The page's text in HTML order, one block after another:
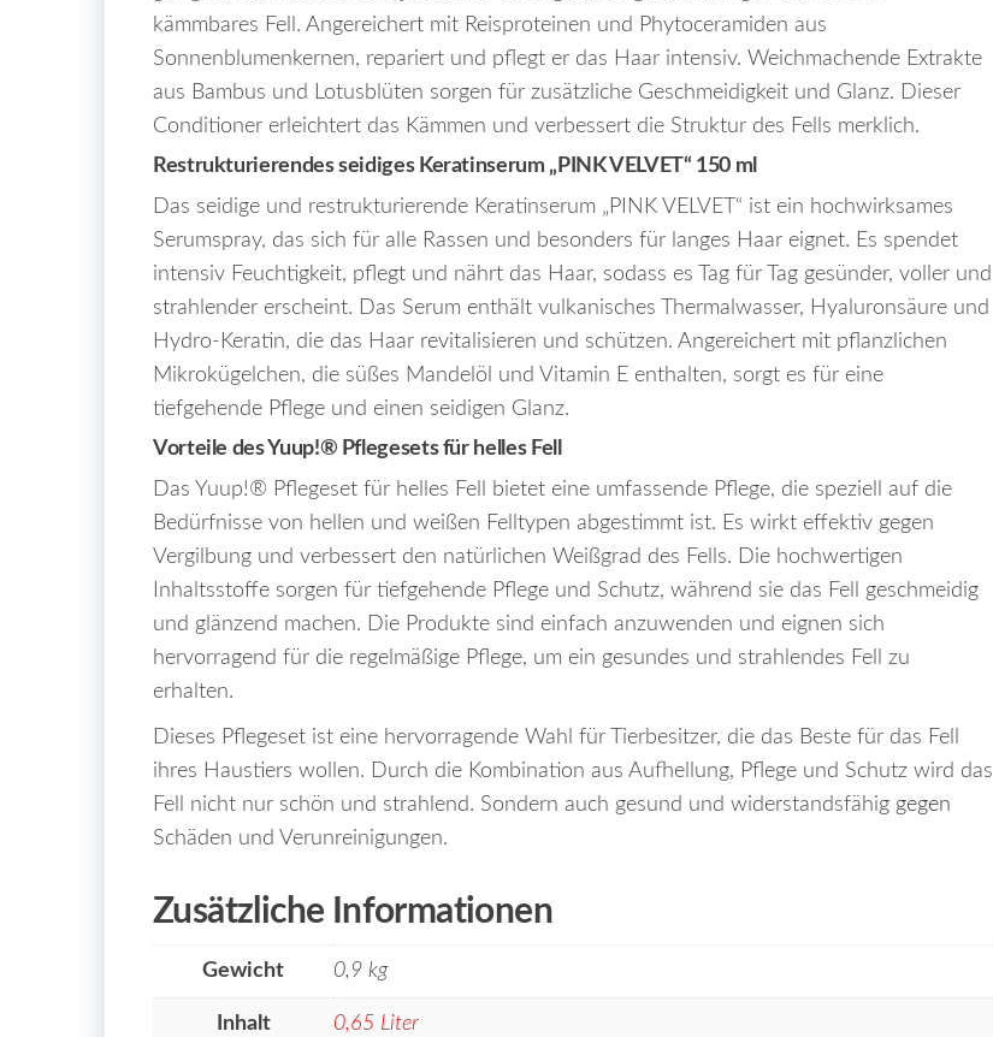
kämmbares Fell. Angereichert mit Reisproteinen und Phytoceramiden aus
Sonnenblumenkernen, repariert und pflegt er das Haar intensiv. Weichmachende Extrakte
aus Bambus und Lotusblüten sorgen für zusätzliche Geschmeidigkeit und Glanz. Dieser
Conditioner erleichtert das Kämmen und verbessert die Struktur des Fells merklich.
Restrukturierendes seidiges Keratinserum „PINK VELVET“ 150 ml
Das seidige und restrukturierende Keratinserum „PINK VELVET“ ist ein hochwirksames
Serumspray, das sich für alle Rassen und besonders für langes Haar eignet. Es spendet
intensiv Feuchtigkeit, pflegt und nährt das Haar, sodass es Tag für Tag gesünder, voller und
strahlender erscheint. Das Serum enthält vulkanisches Thermalwasser, Hyaluronsäure und
Hydro-Keratin, die das Haar revitalisieren und schützen. Angereichert mit pflanzlichen
Mikrokügelchen, die süßes Mandelöl und Vitamin E enthalten, sorgt es für eine
tiefgehende Pflege und einen seidigen Glanz.
Vorteile des Yuup!® Pflegesets für helles Fell
Das Yuup!® Pflegeset für helles Fell bietet eine umfassende Pflege, die speziell auf die
Bedürfnisse von hellen und weißen Felltypen abgestimmt ist. Es wirkt effektiv gegen
Vergilbung und verbessert den natürlichen Weißgrad des Fells. Die hochwertigen
Inhaltsstoffe sorgen für tiefgehende Pflege und Schutz, während sie das Fell geschmeidig
und glänzend machen. Die Produkte sind einfach anzuwenden und eignen sich
hervorragend für die regelmäßige Pflege, um ein gesundes und strahlendes Fell zu
erhalten.
Dieses Pflegeset ist eine hervorragende Wahl für Tierbesitzer, die das Beste für das Fell
ihres Haustiers wollen. Durch die Kombination aus Aufhellung, Pflege und Schutz wird das
Fell nicht nur schön und strahlend. Sondern auch gesund und widerstandsfähig gegen
Schäden und Verunreinigungen.
Zusätzliche Informationen
Gewicht 0,9 kg
Inhalt 0,65 Liter